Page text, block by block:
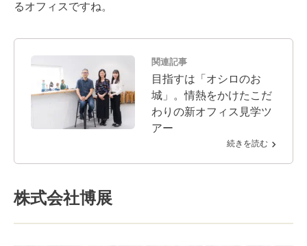
るオフィスですね。
関連記事
目指すは「オシロのお
城」。情熱をかけたこだ
わりの新オフィス見学ツ
アー
続きを読む
株式会社博展